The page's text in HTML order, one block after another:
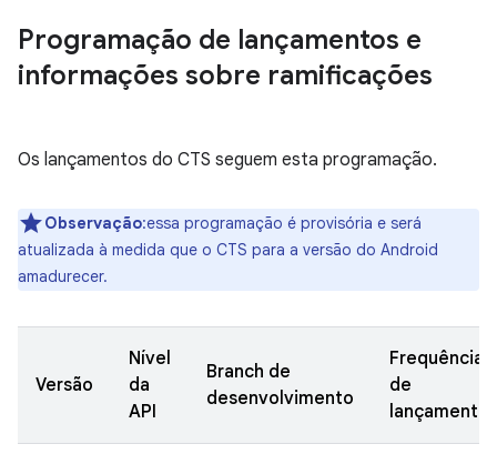
Programação de lançamentos e
informações sobre ramificações
Os lançamentos do CTS seguem esta programação.
Observação:essa programação é provisória e será
atualizada à medida que o CTS para a versão do Android
amadurecer.
Versão
Nível
da
API
Branch de
desenvolvimento
Frequência
de
lançamento